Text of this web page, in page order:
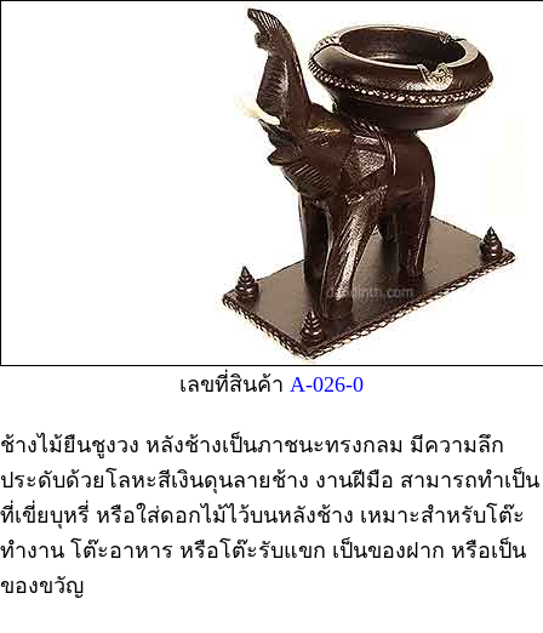
เลขที่สินค้า A-026-0
ช้างไม้ยืนชูงวง หลังช้างเป็นภาชนะทรงกลม มีความลึก
ประดับด้วยโลหะสีเงินดุนลายช้าง งานฝีมือ สามารถทำเป็น
ที่เขี่ยบุหรี่ หรือใส่ดอกไม้ไว้บนหลังช้าง เหมาะสำหรับโต๊ะ
ทำงาน โต๊ะอาหาร หรือโต๊ะรับแขก เป็นของฝาก หรือเป็น
ของขวัญ